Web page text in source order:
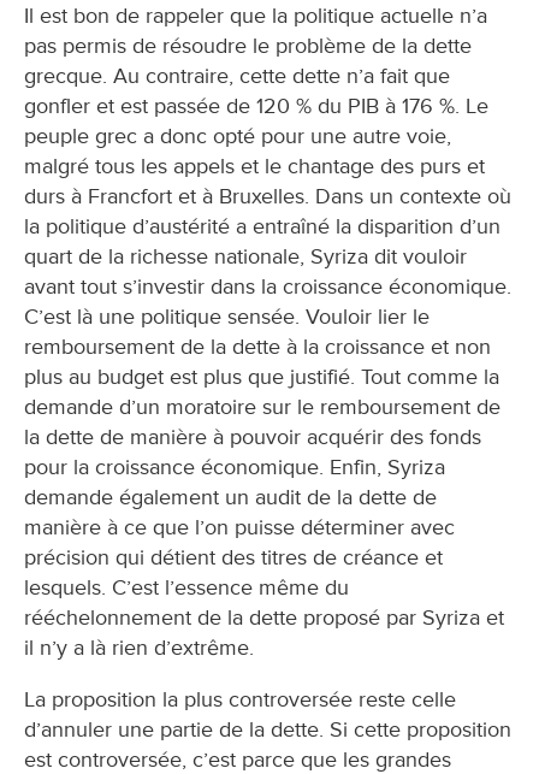
Il est bon de rappeler que la politique actuelle n’a
pas permis de résoudre le problème de la dette
grecque. Au contraire, cette dette n’a fait que
gonfler et est passée de 120 % du PIB à 176 %. Le
peuple grec a donc opté pour une autre voie,
malgré tous les appels et le chantage des purs et
durs à Francfort et à Bruxelles. Dans un contexte où
la politique d’austérité a entraîné la disparition d’un
quart de la richesse nationale, Syriza dit vouloir
avant tout s’investir dans la croissance économique.
C’est là une politique sensée. Vouloir lier le
remboursement de la dette à la croissance et non
plus au budget est plus que justifié. Tout comme la
demande d’un moratoire sur le remboursement de
la dette de manière à pouvoir acquérir des fonds
pour la croissance économique. Enfin, Syriza
demande également un audit de la dette de
manière à ce que l’on puisse déterminer avec
précision qui détient des titres de créance et
lesquels. C’est l’essence même du
rééchelonnement de la dette proposé par Syriza et
il n’y a là rien d’extrême.
La proposition la plus controversée reste celle
d’annuler une partie de la dette. Si cette proposition
est controversée, c’est parce que les grandes